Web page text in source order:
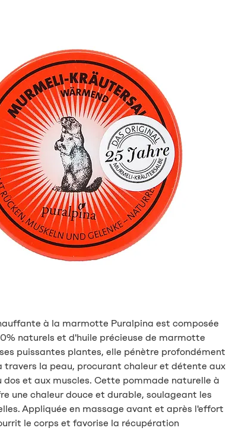
à la marmotte Puralpina est composée
naturels et d'huile précieuse de marmotte
puissantes plantes, elle pénètre profondément
travers la peau, procurant chaleur et détente aux
et aux muscles. Cette pommade naturelle à
une chaleur douce et durable, soulageant les
Appliquée en massage avant et après l'effort
le corps et favorise la récupération